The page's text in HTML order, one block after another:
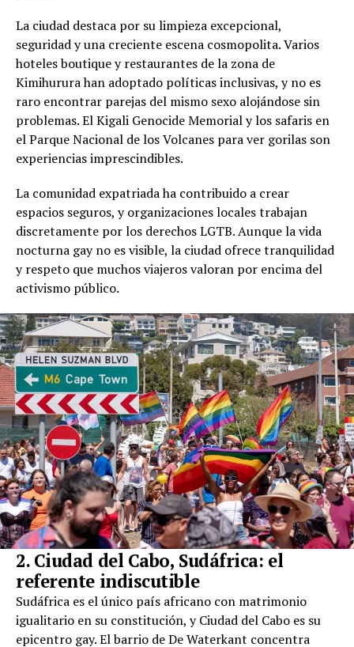
La ciudad destaca por su limpieza excepcional,
seguridad y una creciente escena cosmopolita. Varios
hoteles boutique y restaurantes de la zona de
Kimihurura han adoptado políticas inclusivas, y no es
raro encontrar parejas del mismo sexo alojándose sin
problemas. El Kigali Genocide Memorial y los safaris en
el Parque Nacional de los Volcanes para ver gorilas son
experiencias imprescindibles.
La comunidad expatriada ha contribuido a crear
espacios seguros, y organizaciones locales trabajan
discretamente por los derechos LGTB. Aunque la vida
nocturna gay no es visible, la ciudad ofrece tranquilidad
y respeto que muchos viajeros valoran por encima del
activismo público.
2. Ciudad del Cabo, Sudáfrica: el
referente indiscutible
Sudáfrica es el único país africano con matrimonio
igualitario en su constitución, y Ciudad del Cabo es su
epicentro gay. El barrio de De Waterkant concentra